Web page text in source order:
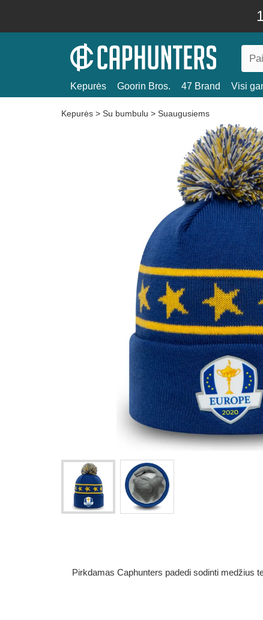
Kepurės Goorin Bros. 47 Brand Visi
Kepurės > Su bumbulu > Suaugusiems
Pirkdamas Caphunters padedi sodinti medžius